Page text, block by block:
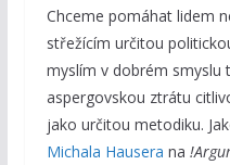
Chceme pomáhat lidem
střežícím určitou
myslím v dobrém smyslu
aspergovskou ztrátu
jako určitou metodiku.
Michala Hausera na